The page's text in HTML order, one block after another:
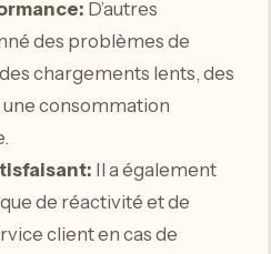
D’autres
des problèmes de
chargements lents, des
consommation
Il a également
de réactivité et de
client en cas de